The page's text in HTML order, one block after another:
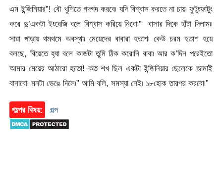
এম ইন্জিনিয়ার”! বৌ খুশিতে গদগদ করবে৷ যদি বিশ্বাস করতে না চায়৷ ফুটুংফাটুং
করে দু’একটা ইংরেজি বলে বিশ্বাস করিয়ে নিবো৷” বাসার দিকে হাঁটা দিলাম৷৷
সারা পাড়ায় থমথমে অবস্থা৷ মেয়েদের বাবারা হতাশ৷ কেউ চরম হতাশ হয়ে
বলছে, বিয়েতে হ্যা বলে কাজটা তুমি ঠিক করোনি বাবা৷ আর ক’দিন পরেইতো
আমার মেয়ের আঠারো হতো! কত শখ ছিল একটা ইন্জিনিয়ার ছেলেকে জামাই
বানাবো৷ মনটা ভেঙে দিলে৷” আমি বলি, সমস্যা নেই৷ ১৮হোক তারপর করবো৷”
গল্পের বিষয়: গল্প